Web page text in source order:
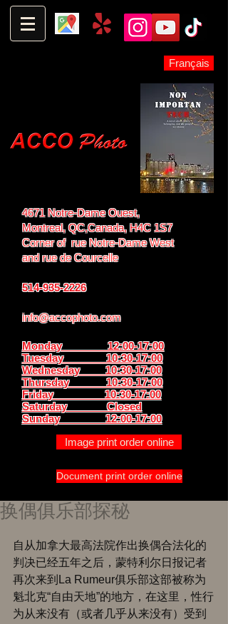
Français
4671 Notre-Dame Ouest,
Montreal, QC,Canada, H4C 1S7
Corner of rue Notre-Dame West
andrue de Courcelle
514-935-2226
info@accophoto.com
Monday 12:00-17:00
Tuesday 10:30-17:00
Wednesday 10:30-17:00
Thursday 10:30-17:00
Friday 10:30-17:00
Saturday Closed
Sunday 12:00-17:00
Image print order online
Document print order online
换偶俱乐部探秘
自从加拿大最高法院作出换偶合法化的
判决已经五年之后，蒙特利尔日报记者
再次来到La Rumeur俱乐部这部被称为
魁北克“自由天地”的地方，在这里，性行
为从来没有（或者几乎从来没有）受到